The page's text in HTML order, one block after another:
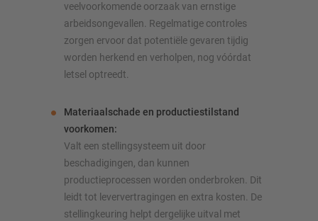
veelvoorkomende oorzaak van ernstige
arbeidsongevallen. Regelmatige controles
zorgen ervoor dat potentiële gevaren tijdig
worden herkend en verholpen, nog vóórdat
letsel optreedt.
Materiaalschade en productiestilstand
voorkomen:
Valt een stelling­systeem uit door
beschadigingen, dan kunnen
productieprocessen worden onderbroken. Dit
leidt tot leververtragingen en extra kosten. De
stellingkeuring helpt dergelijke uitval met